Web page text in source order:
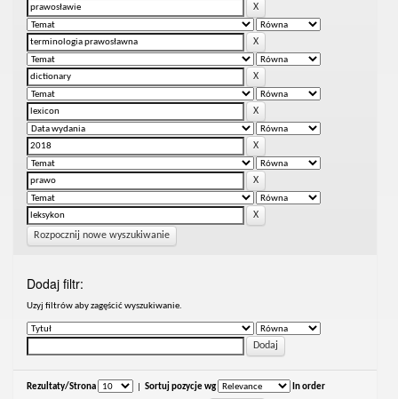
Rozpocznij nowe wyszukiwanie
Dodaj filtr:
Uzyj filtrów aby zagęścić wyszukiwanie.
Rezultaty/Strona Sortuj pozycje wg In order